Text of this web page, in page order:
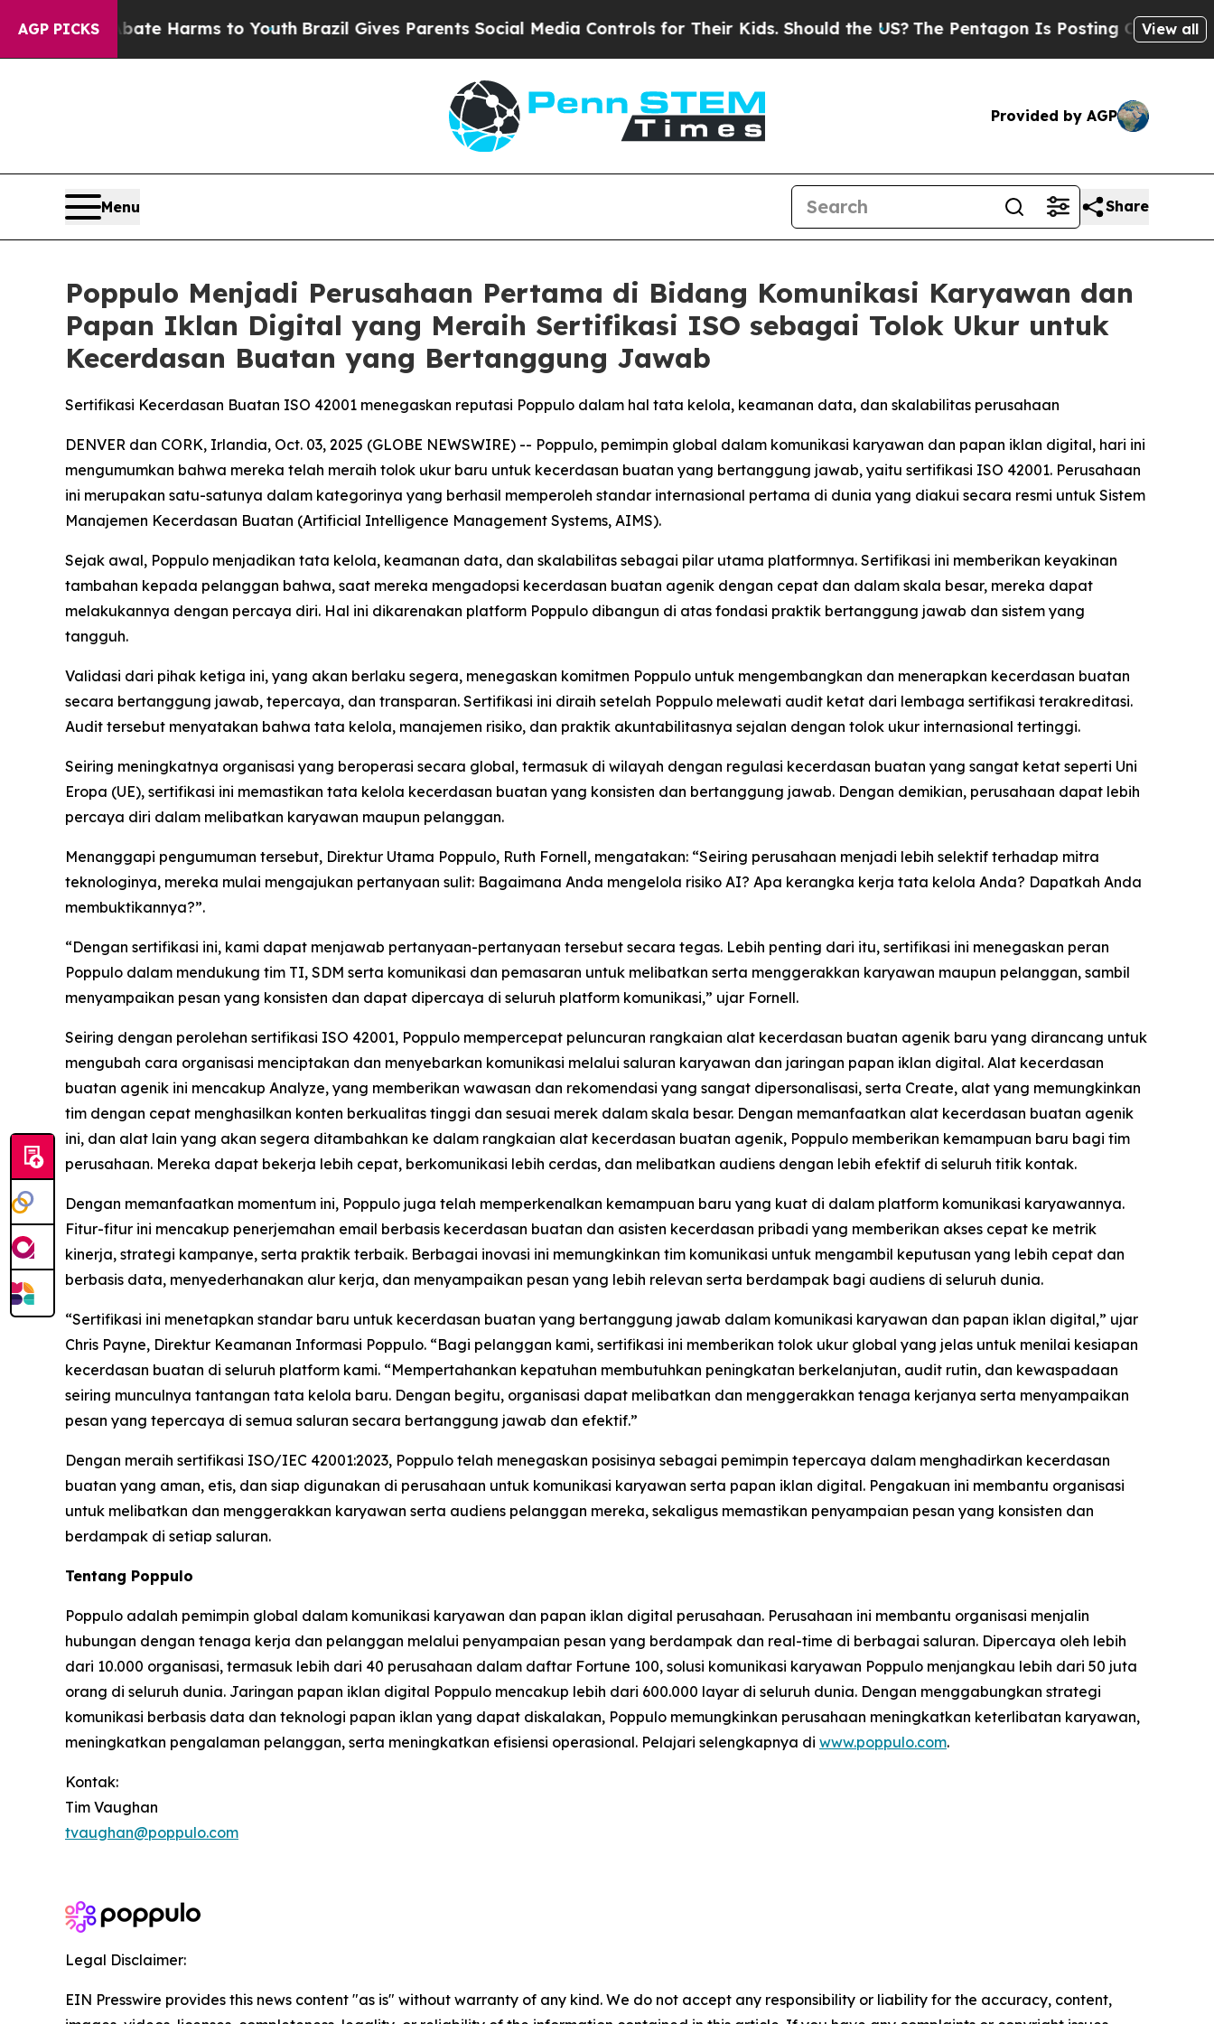
AGP PICKS
to Abate Harms to Youth Brazil Gives Parents Social Media Controls for Their Kids. Should the US? The Pentagon Is Posting Cryptic Biblical
View all
Provided by AGP
Menu Share
Poppulo Menjadi Perusahaan Pertama di Bidang Komunikasi Karyawan dan
Papan Iklan Digital yang Meraih Sertifikasi ISO sebagai Tolok Ukur untuk
Kecerdasan Buatan yang Bertanggung Jawab
Sertifikasi Kecerdasan Buatan ISO 42001 menegaskan reputasi Poppulo dalam hal tata kelola, keamanan data, dan skalabilitas perusahaan
DENVER dan CORK, Irlandia, Oct. 03, 2025 (GLOBE NEWSWIRE) -- Poppulo, pemimpin global dalam komunikasi karyawan dan papan iklan digital, hari ini
mengumumkan bahwa mereka telah meraih tolok ukur baru untuk kecerdasan buatan yang bertanggung jawab, yaitu sertifikasi ISO 42001. Perusahaan
ini merupakan satu-satunya dalam kategorinya yang berhasil memperoleh standar internasional pertama di dunia yang diakui secara resmi untuk Sistem
Manajemen Kecerdasan Buatan (Artificial Intelligence Management Systems, AIMS).
Sejak awal, Poppulo menjadikan tata kelola, keamanan data, dan skalabilitas sebagai pilar utama platformnya. Sertifikasi ini memberikan keyakinan
tambahan kepada pelanggan bahwa, saat mereka mengadopsi kecerdasan buatan agenik dengan cepat dan dalam skala besar, mereka dapat
melakukannya dengan percaya diri. Hal ini dikarenakan platform Poppulo dibangun di atas fondasi praktik bertanggung jawab dan sistem yang
tangguh.
Validasi dari pihak ketiga ini, yang akan berlaku segera, menegaskan komitmen Poppulo untuk mengembangkan dan menerapkan kecerdasan buatan
secara bertanggung jawab, tepercaya, dan transparan. Sertifikasi ini diraih setelah Poppulo melewati audit ketat dari lembaga sertifikasi terakreditasi.
Audit tersebut menyatakan bahwa tata kelola, manajemen risiko, dan praktik akuntabilitasnya sejalan dengan tolok ukur internasional tertinggi.
Seiring meningkatnya organisasi yang beroperasi secara global, termasuk di wilayah dengan regulasi kecerdasan buatan yang sangat ketat seperti Uni
Eropa (UE), sertifikasi ini memastikan tata kelola kecerdasan buatan yang konsisten dan bertanggung jawab. Dengan demikian, perusahaan dapat lebih
percaya diri dalam melibatkan karyawan maupun pelanggan.
Menanggapi pengumuman tersebut, Direktur Utama Poppulo, Ruth Fornell, mengatakan: “Seiring perusahaan menjadi lebih selektif terhadap mitra
teknologinya, mereka mulai mengajukan pertanyaan sulit: Bagaimana Anda mengelola risiko AI? Apa kerangka kerja tata kelola Anda? Dapatkah Anda
membuktikannya?”.
“Dengan sertifikasi ini, kami dapat menjawab pertanyaan-pertanyaan tersebut secara tegas. Lebih penting dari itu, sertifikasi ini menegaskan peran
Poppulo dalam mendukung tim TI, SDM serta komunikasi dan pemasaran untuk melibatkan serta menggerakkan karyawan maupun pelanggan, sambil
menyampaikan pesan yang konsisten dan dapat dipercaya di seluruh platform komunikasi,” ujar Fornell.
Seiring dengan perolehan sertifikasi ISO 42001, Poppulo mempercepat peluncuran rangkaian alat kecerdasan buatan agenik baru yang dirancang untuk
mengubah cara organisasi menciptakan dan menyebarkan komunikasi melalui saluran karyawan dan jaringan papan iklan digital. Alat kecerdasan
buatan agenik ini mencakup Analyze, yang memberikan wawasan dan rekomendasi yang sangat dipersonalisasi, serta Create, alat yang memungkinkan
tim dengan cepat menghasilkan konten berkualitas tinggi dan sesuai merek dalam skala besar. Dengan memanfaatkan alat kecerdasan buatan agenik
ini, dan alat lain yang akan segera ditambahkan ke dalam rangkaian alat kecerdasan buatan agenik, Poppulo memberikan kemampuan baru bagi tim
perusahaan. Mereka dapat bekerja lebih cepat, berkomunikasi lebih cerdas, dan melibatkan audiens dengan lebih efektif di seluruh titik kontak.
Dengan memanfaatkan momentum ini, Poppulo juga telah memperkenalkan kemampuan baru yang kuat di dalam platform komunikasi karyawannya.
Fitur-fitur ini mencakup penerjemahan email berbasis kecerdasan buatan dan asisten kecerdasan pribadi yang memberikan akses cepat ke metrik
kinerja, strategi kampanye, serta praktik terbaik. Berbagai inovasi ini memungkinkan tim komunikasi untuk mengambil keputusan yang lebih cepat dan
berbasis data, menyederhanakan alur kerja, dan menyampaikan pesan yang lebih relevan serta berdampak bagi audiens di seluruh dunia.
“Sertifikasi ini menetapkan standar baru untuk kecerdasan buatan yang bertanggung jawab dalam komunikasi karyawan dan papan iklan digital,” ujar
Chris Payne, Direktur Keamanan Informasi Poppulo. “Bagi pelanggan kami, sertifikasi ini memberikan tolok ukur global yang jelas untuk menilai kesiapan
kecerdasan buatan di seluruh platform kami. “Mempertahankan kepatuhan membutuhkan peningkatan berkelanjutan, audit rutin, dan kewaspadaan
seiring munculnya tantangan tata kelola baru. Dengan begitu, organisasi dapat melibatkan dan menggerakkan tenaga kerjanya serta menyampaikan
pesan yang tepercaya di semua saluran secara bertanggung jawab dan efektif.”
Dengan meraih sertifikasi ISO/IEC 42001:2023, Poppulo telah menegaskan posisinya sebagai pemimpin tepercaya dalam menghadirkan kecerdasan
buatan yang aman, etis, dan siap digunakan di perusahaan untuk komunikasi karyawan serta papan iklan digital. Pengakuan ini membantu organisasi
untuk melibatkan dan menggerakkan karyawan serta audiens pelanggan mereka, sekaligus memastikan penyampaian pesan yang konsisten dan
berdampak di setiap saluran.
Tentang Poppulo
Poppulo adalah pemimpin global dalam komunikasi karyawan dan papan iklan digital perusahaan. Perusahaan ini membantu organisasi menjalin
hubungan dengan tenaga kerja dan pelanggan melalui penyampaian pesan yang berdampak dan real-time di berbagai saluran. Dipercaya oleh lebih
dari 10.000 organisasi, termasuk lebih dari 40 perusahaan dalam daftar Fortune 100, solusi komunikasi karyawan Poppulo menjangkau lebih dari 50 juta
orang di seluruh dunia. Jaringan papan iklan digital Poppulo mencakup lebih dari 600.000 layar di seluruh dunia. Dengan menggabungkan strategi
komunikasi berbasis data dan teknologi papan iklan yang dapat diskalakan, Poppulo memungkinkan perusahaan meningkatkan keterlibatan karyawan,
meningkatkan pengalaman pelanggan, serta meningkatkan efisiensi operasional. Pelajari selengkapnya di www.poppulo.com.
Kontak:
Tim Vaughan
tvaughan@poppulo.com
Legal Disclaimer:
EIN Presswire provides this news content "as is" without warranty of any kind. We do not accept any responsibility or liability for the accuracy, content,